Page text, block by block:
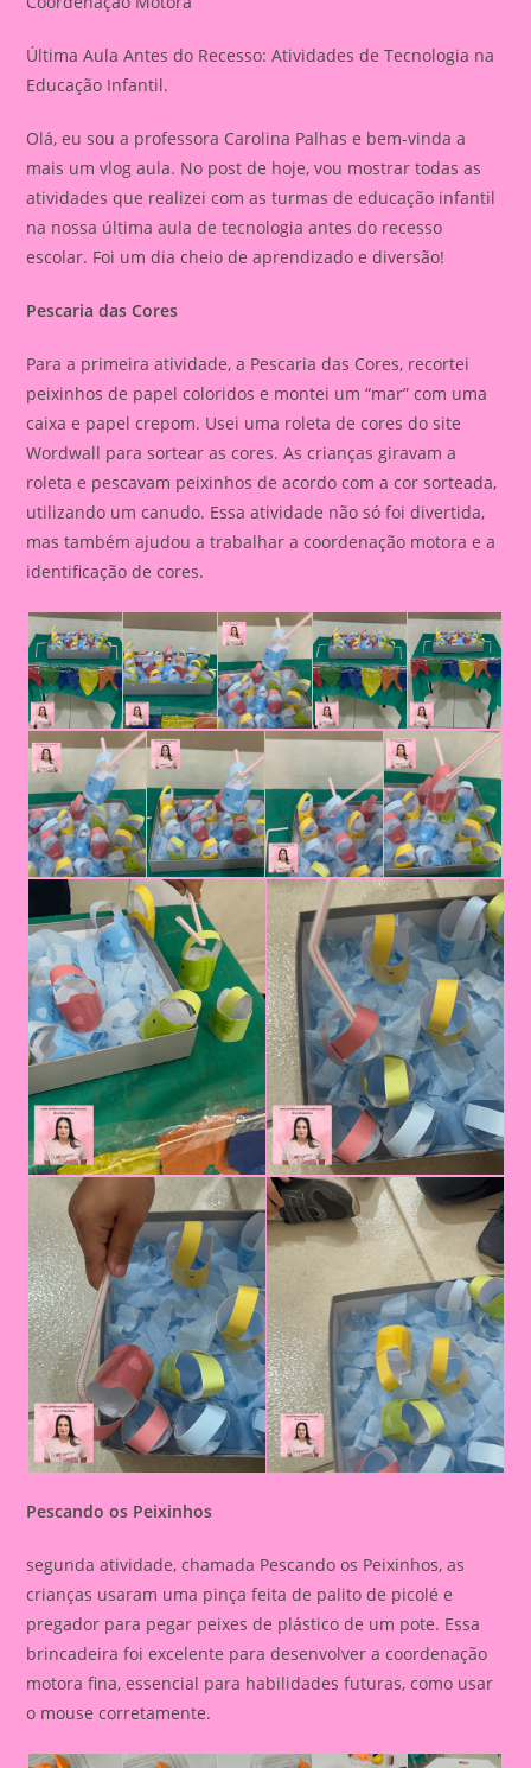
Última Aula Antes do Recesso: Atividades de Tecnologia na
Educação Infantil.
Olá, eu sou a professora Carolina Palhas e bem-vinda a
mais um vlog aula. No post de hoje, vou mostrar todas as
atividades que realizei com as turmas de educação infantil
na nossa última aula de tecnologia antes do recesso
escolar. Foi um dia cheio de aprendizado e diversão!
Pescaria das Cores
Para a primeira atividade, a Pescaria das Cores, recortei
peixinhos de papel coloridos e montei um “mar” com uma
caixa e papel crepom. Usei uma roleta de cores do site
Wordwall para sortear as cores. As crianças giravam a
roleta e pescavam peixinhos de acordo com a cor sorteada,
utilizando um canudo. Essa atividade não só foi divertida,
mas também ajudou a trabalhar a coordenação motora e a
identificação de cores.
Pescando os Peixinhos
segunda atividade, chamada Pescando os Peixinhos, as
crianças usaram uma pinça feita de palito de picolé e
pregador para pegar peixes de plástico de um pote. Essa
brincadeira foi excelente para desenvolver a coordenação
motora fina, essencial para habilidades futuras, como usar
o mouse corretamente.